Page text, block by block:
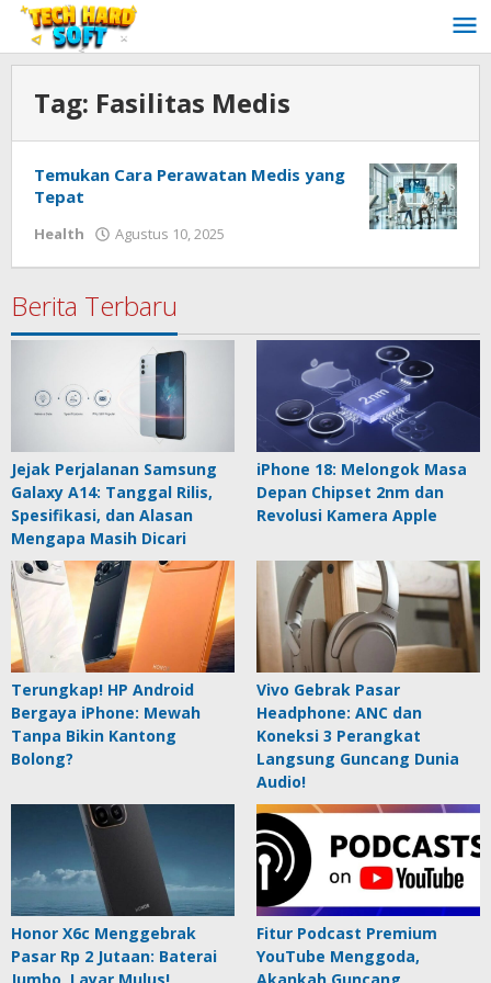
Lewati
konten
Tag: Fasilitas Medis
Temukan Cara Perawatan Medis yang
Tepat
Health Agustus 10, 2025
Techhardsoft
Berita Terbaru
Jejak Perjalanan Samsung
Galaxy A14: Tanggal Rilis,
Spesifikasi, dan Alasan
Mengapa Masih Dicari
iPhone 18: Melongok Masa
Depan Chipset 2nm dan
Revolusi Kamera Apple
Terungkap! HP Android
Bergaya iPhone: Mewah
Tanpa Bikin Kantong
Bolong?
Vivo Gebrak Pasar
Headphone: ANC dan
Koneksi 3 Perangkat
Langsung Guncang Dunia
Audio!
Honor X6c Menggebrak
Pasar Rp 2 Jutaan: Baterai
Fitur Podcast Premium
YouTube Menggoda,